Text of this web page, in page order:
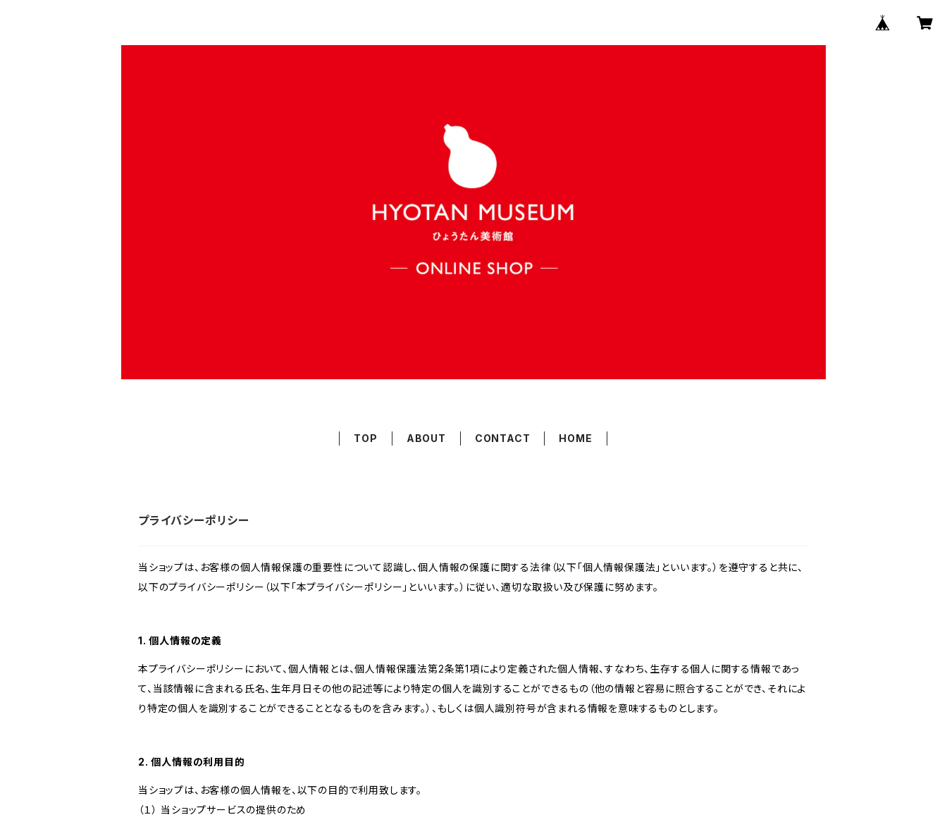
TOP ABOUT CONTACT HOME
プライバシーポリシー
当ショップは、お客様の個人情報保護の重要性について認識し、個人情報の保護に関する法律（以下「個人情報保護法」といいます。）を遵守すると共に、
以下のプライバシーポリシー（以下「本プライバシーポリシー」といいます。）に従い、適切な取扱い及び保護に努めます。
1. 個人情報の定義
本プライバシーポリシーにおいて、個人情報とは、個人情報保護法第2条第1項により定義された個人情報、すなわち、生存する個人に関する情報であっ
て、当該情報に含まれる氏名、生年月日その他の記述等により特定の個人を識別することができるもの（他の情報と容易に照合することができ、それによ
り特定の個人を識別することができることとなるものを含みます。）、もしくは個人識別符号が含まれる情報を意味するものとします。
2. 個人情報の利用目的
当ショップは、お客様の個人情報を、以下の目的で利用致します。
（１） 当ショップサービスの提供のため